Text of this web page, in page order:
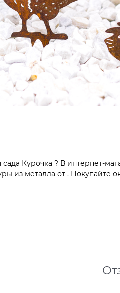
Курочка ? В интернет-
из металла от . Покупайте